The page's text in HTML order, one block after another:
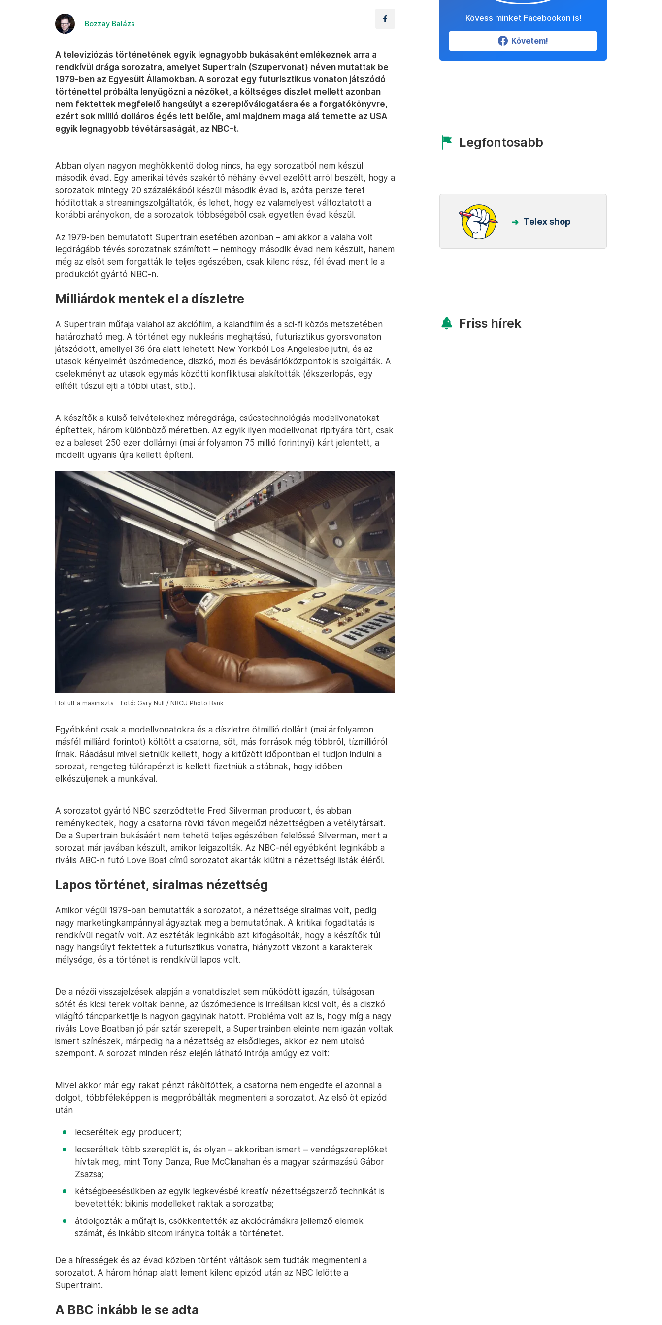
Bozzay Balázs
A televíziózás történetének egyik legnagyobb bukásaként emlékeznek arra a
rendkívül drága sorozatra, amelyet Supertrain (Szupervonat) néven mutattak be
1979-ben az Egyesült Államokban. A sorozat egy futurisztikus vonaton játszódó
történettel próbálta lenyűgözni a nézőket, a költséges díszlet mellett azonban
nem fektettek megfelelő hangsúlyt a szereplőválogatásra és a forgatókönyvre,
ezért sok millió dolláros égés lett belőle, ami majdnem maga alá temette az USA
egyik legnagyobb tévétársaságát, az NBC-t.
Abban olyan nagyon meghökkentő dolog nincs, ha egy sorozatból nem készül
második évad. Egy amerikai tévés szakértő néhány évvel ezelőtt arról beszélt, hogy a
sorozatok mintegy 20 százalékából készül második évad is, azóta persze teret
hódítottak a streamingszolgáltatók, és lehet, hogy ez valamelyest változtatott a
korábbi arányokon, de a sorozatok többségéből csak egyetlen évad készül.
Az 1979-ben bemutatott Supertrain esetében azonban – ami akkor a valaha volt
legdrágább tévés sorozatnak számított – nemhogy második évad nem készült, hanem
még az elsőt sem forgatták le teljes egészében, csak kilenc rész, fél évad ment le a
produkciót gyártó NBC-n.
Milliárdok mentek el a díszletre
A Supertrain műfaja valahol az akciófilm, a kalandfilm és a sci-fi közös metszetében
határozható meg. A történet egy nukleáris meghajtású, futurisztikus gyorsvonaton
játszódott, amellyel 36 óra alatt lehetett New Yorkból Los Angelesbe jutni, és az
utasok kényelmét úszómedence, diszkó, mozi és bevásárlóközpontok is szolgálták. A
cselekményt az utasok egymás közötti konfliktusai alakították (ékszerlopás, egy
elítélt túszul ejti a többi utast, stb.).
A készítők a külső felvételekhez méregdrága, csúcstechnológiás modellvonatokat
építettek, három különböző méretben. Az egyik ilyen modellvonat ripityára tört, csak
ez a baleset 250 ezer dollárnyi (mai árfolyamon 75 millió forintnyi) kárt jelentett, a
modellt ugyanis újra kellett építeni.
Elöl ült a masiniszta – Fotó: Gary Null / NBCU Photo Bank
Egyébként csak a modellvonatokra és a díszletre ötmillió dollárt (mai árfolyamon
másfél milliárd forintot) költött a csatorna, sőt, más források még többről, tízmillióról
írnak. Ráadásul mivel sietniük kellett, hogy a kitűzött időpontban el tudjon indulni a
sorozat, rengeteg túlórapénzt is kellett fizetniük a stábnak, hogy időben
elkészüljenek a munkával.
A sorozatot gyártó NBC szerződtette Fred Silverman producert, és abban
reménykedtek, hogy a csatorna rövid távon megelőzi nézettségben a vetélytársait.
De a Supertrain bukásáért nem tehető teljes egészében felelőssé Silverman, mert a
sorozat már javában készült, amikor leigazolták. Az NBC-nél egyébként leginkább a
rivális ABC-n futó Love Boat című sorozatot akarták kiütni a nézettségi listák éléről.
Lapos történet, siralmas nézettség
Amikor végül 1979-ban bemutatták a sorozatot, a nézettsége siralmas volt, pedig
nagy marketingkampánnyal ágyaztak meg a bemutatónak. A kritikai fogadtatás is
rendkívül negatív volt. Az esztéták leginkább azt kifogásolták, hogy a készítők túl
nagy hangsúlyt fektettek a futurisztikus vonatra, hiányzott viszont a karakterek
mélysége, és a történet is rendkívül lapos volt.
De a nézői visszajelzések alapján a vonatdíszlet sem működött igazán, túlságosan
sötét és kicsi terek voltak benne, az úszómedence is irreálisan kicsi volt, és a diszkó
világító táncparkettje is nagyon gagyinak hatott. Probléma volt az is, hogy míg a nagy
rivális Love Boatban jó pár sztár szerepelt, a Supertrainben eleinte nem igazán voltak
ismert színészek, márpedig ha a nézettség az elsődleges, akkor ez nem utolsó
szempont. A sorozat minden rész elején látható intrója amúgy ez volt:
Mivel akkor már egy rakat pénzt ráköltöttek, a csatorna nem engedte el azonnal a
dolgot, többféleképpen is megpróbálták megmenteni a sorozatot. Az első öt epizód
után
lecseréltek egy producert;
lecseréltek több szereplőt is, és olyan – akkoriban ismert – vendégszereplőket
hívtak meg, mint Tony Danza, Rue McClanahan és a magyar származású Gábor
Zsazsa;
kétségbeesésükben az egyik legkevésbé kreatív nézettségszerző technikát is
bevetették: bikinis modelleket raktak a sorozatba;
átdolgozták a műfajt is, csökkentették az akciódrámákra jellemző elemek
számát, és inkább sitcom irányba tolták a történetet.
De a hírességek és az évad közben történt váltások sem tudták megmenteni a
sorozatot. A három hónap alatt lement kilenc epizód után az NBC lelőtte a
Supertraint.
A BBC inkább le se adta
Kövess minket Facebookon is!
Követem!
Legfontosabb
Telex shop
Friss hírek